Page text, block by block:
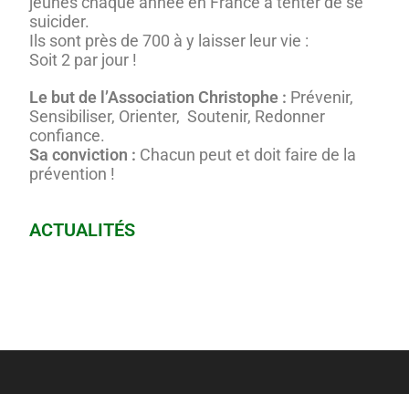
suicider.
Ils sont près de 700 à y laisser leur vie :
Soit 2 par jour !
Le but de l’Association Christophe : Prévenir,
Sensibiliser, Orienter, Soutenir, Redonner
confiance.
Sa conviction : Chacun peut et doit faire de la
prévention !
ACTUALITÉS